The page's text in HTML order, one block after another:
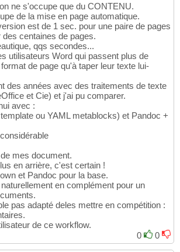
ne s'occupe que du CONTENU.
de la mise en page automatique.
est de 1 sec. pour une paire de pages
centaines de pages.
qqs secondes...
utilisateurs Word qui passent plus de
de page qu'à taper leur texte lui-
des années avec des traitements de texte
et Cie) et j'ai pu comparer.
avec :
ou YAML metablocks) et Pandoc +
mes document.
en arrière, c'est certain !
et Pandoc pour la base.
en complément pour un
pas adapté deles mettre en compétition :
de ce workflow.
0
0